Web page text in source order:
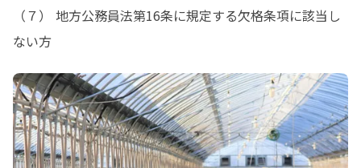
（７） 地方公務員法第16条に規定する欠格条項に該当し
ない方